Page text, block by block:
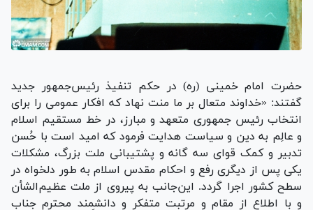
حضرت امام خمینی (ره) در حکم تنفیذ رئیس‌جمهور جدید
گفتند: «خداوند متعال بر ما منت نهاد که افکار عمومی را برای
انتخاب رئیس جمهوری متعهد و مبارز، در خط مستقیم اسلام
و عالِم به دین و سیاست هدایت فرمود که امید است با حُسن
تدبیر و کمک قوای سه گانه و پشتیبانی ملت بزرگ، مشکلات
یکی پس از دیگری رفع و احکام مقدس اسلام به ‏طور دلخواه در
سطح کشور اجرا گردد. این‌جانب به پیروی از ملت عظیم‌الشأن
و با اطلاع از مقام و مرتبت متفکر و دانشمند محترم جناب